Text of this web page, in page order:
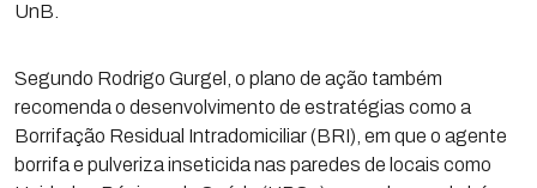
UnB.
Segundo Rodrigo Gurgel, o plano de ação também
recomenda o desenvolvimento de estratégias como a
Borrifação Residual Intradomiciliar (BRI), em que o agente
borrifa e pulveriza inseticida nas paredes de locais como